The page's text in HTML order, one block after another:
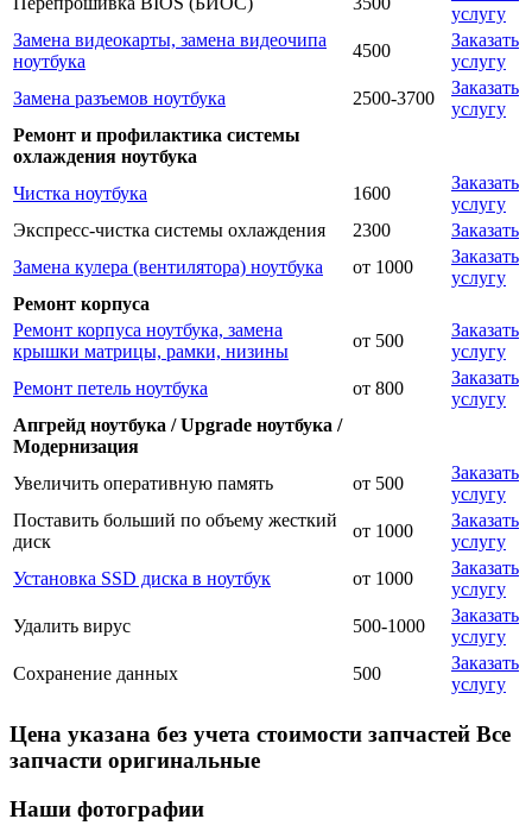
услугу
Замена видеокарты, замена видеочипа
ноутбука
4500
Заказать
услугу
Замена разъемов ноутбука
2500-3700
Заказать
услугу
Ремонт и профилактика системы
охлаждения ноутбука
Чистка ноутбука
1600
Заказать
услугу
Экспресс-чистка системы охлаждения
2300
Заказать
Замена кулера (вентилятора) ноутбука
от 1000
Заказать
услугу
Ремонт корпуса
Ремонт корпуса ноутбука, замена
крышки матрицы, рамки, низины
от 500
Заказать
услугу
Ремонт петель ноутбука
от 800
Заказать
услугу
Апгрейд ноутбука / Upgrade ноутбука /
Модернизация
Увеличить оперативную память
от 500
Заказать
услугу
Поставить больший по объему жесткий
диск
от 1000
Заказать
услугу
Установка SSD диска в ноутбук
от 1000
Заказать
услугу
Удалить вирус
500-1000
Заказать
услугу
Сохранение данных
500
Заказать
услугу
Цена указана без учета стоимости запчастей Все
запчасти оригинальные
Наши фотографии